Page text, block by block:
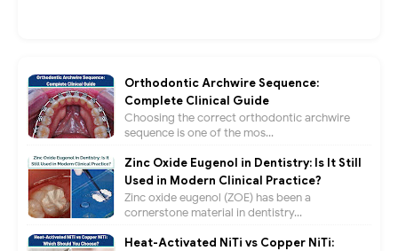
Orthodontic Archwire Sequence:
Complete Clinical Guide
Choosing the correct orthodontic archwire
sequence is one of the mos...
Zinc Oxide Eugenol in Dentistry: Is It Still
Used in Modern Clinical Practice?
Zinc oxide eugenol (ZOE) has been a
cornerstone material in dentistry...
Heat-Activated NiTi vs Copper NiTi: